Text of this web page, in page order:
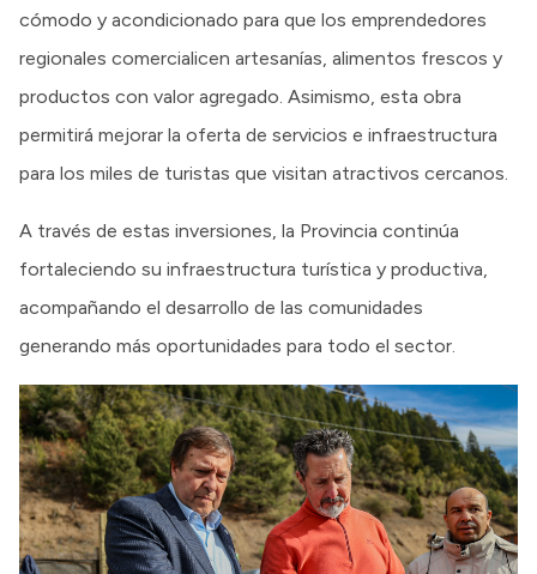
cómodo y acondicionado para que los emprendedores
regionales comercialicen artesanías, alimentos frescos y
productos con valor agregado. Asimismo, esta obra
permitirá mejorar la oferta de servicios e infraestructura
para los miles de turistas que visitan atractivos cercanos.
A través de estas inversiones, la Provincia continúa
fortaleciendo su infraestructura turística y productiva,
acompañando el desarrollo de las comunidades
generando más oportunidades para todo el sector.